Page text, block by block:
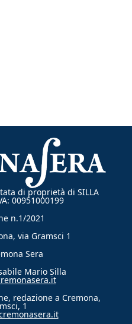
di proprietà di SILLA
00951000199
n.1/2021
via Gramsci 1
Sera
Mario Silla
redazione a Cremona,
1